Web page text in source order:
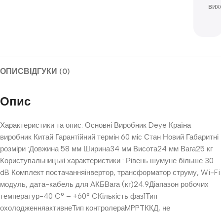
ОПИСВІДГУКИ (0)
Опис
Характеристики та опис: Основні Виробник Deye Країна
виробник Китай Гарантійний термін 60 міс Стан Новий Габаритні
розміри :Довжина 58 мм Ширина34 мм Висота24 мм Вага25 кг
Користувальницькі характеристики : Рівень шумуне більше 30
dB Комплект постачанняінвертор, трансформатор струму, Wi-Fi
модуль, дата-кабель для АКБВага (кг)24.9Діапазон робочих
температур-40 C° – +60° CКількість фаз1Тип
охолодженняактивнеТип контролераMPPTККД, не